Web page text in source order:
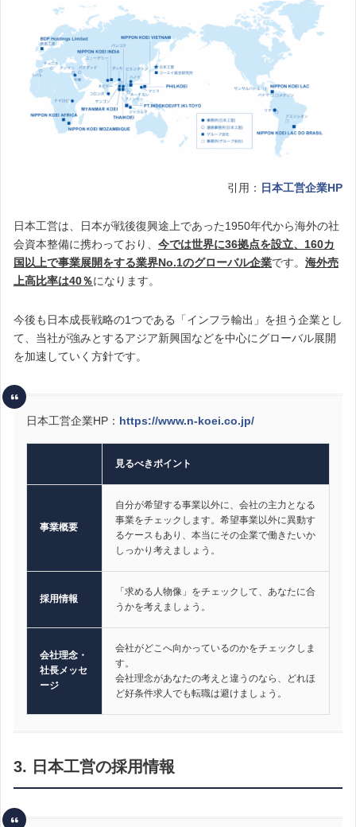
引用： 日本工営企業HP
日本工営は、日本が戦後復興途上であった1950年代から海外の社
会資本整備に携わっており、 今では世界に36拠点を設立、160カ
国以上で事業展開をする業界No.1のグローバル企業です。 海外売
上高比率は40％になります。
今後も日本成長戦略の1つである「インフラ輸出」を担う企業とし
て、当社が強みとするアジア新興国などを中心にグローバル展開
を加速していく方針です。
日本工営企業HP： https://www.n-koei.co.jp/
見るべきポイント
事業概要
自分が希望する事業以外に、会社の主力となる
事業をチェックします。希望事業以外に異動す
るケースもあり、本当にその企業で働きたいか
しっかり考えましょう。
採用情報
「求める人物像」をチェックして、あなたに合
うかを考えましょう。
会社理念・
社長メッセ
ージ
会社がどこへ向かっているのかをチェックしま
す。
会社理念があなたの考えと違うのなら、どれほ
ど好条件求人でも転職は避けましょう。
3. 日本工営の採用情報